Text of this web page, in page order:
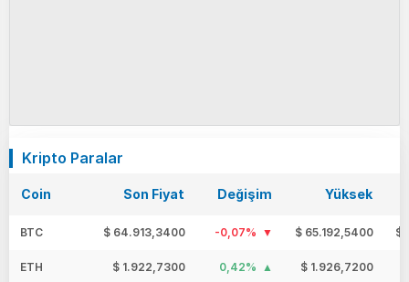
Kripto Paralar
Coin Son Fiyat Değişim Yüksek
BTC $ 64.913,3400 -0,07% $ 65.192,5400 $
ETH $ 1.922,7300 0,42% $ 1.926,7200